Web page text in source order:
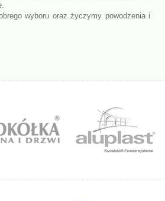
wyboru oraz życzymy powodzenia i